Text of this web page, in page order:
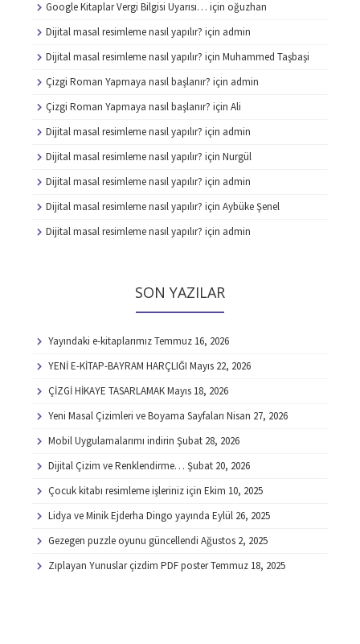
Google Kitaplar Vergi Bilgisi Uyarısı… için oğuzhan
Dijital masal resimleme nasıl yapılır? için admin
Dijital masal resimleme nasıl yapılır? için Muhammed Taşbaşi
Çizgi Roman Yapmaya nasıl başlanır? için admin
Çizgi Roman Yapmaya nasıl başlanır? için Ali
Dijital masal resimleme nasıl yapılır? için admin
Dijital masal resimleme nasıl yapılır? için Nurgül
Dijital masal resimleme nasıl yapılır? için admin
Dijital masal resimleme nasıl yapılır? için Aybüke Şenel
Dijital masal resimleme nasıl yapılır? için admin
SON YAZILAR
Yayındaki e-kitaplarımızTemmuz 16, 2026
YENİ E-KİTAP-BAYRAM HARÇLIĞI Mayıs 22, 2026
ÇİZGİ HİKAYE TASARLAMAKMayıs 18, 2026
Yeni Masal Çizimleri ve Boyama Sayfaları Nisan 27, 2026
Mobil Uygulamalarımı indirin Şubat 28, 2026
Dijital Çizim ve Renklendirme… Şubat 20, 2026
Çocuk kitabı resimleme işleriniz için Ekim 10, 2025
Lidya ve Minik Ejderha Dingo yayında Eylül 26, 2025
Gezegen puzzle oyunu güncellendi Ağustos 2, 2025
Zıplayan Yunuslar çizdim PDF posterTemmuz 18, 2025